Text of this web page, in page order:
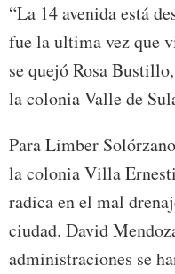
“La 14 avenida está
fue la ultima vez que
se quejó Rosa
la colonia Valle de
Para Limber
la colonia Villa
radica en el mal
ciudad. David
administraciones se